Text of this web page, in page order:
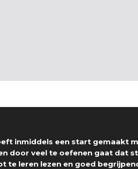
inmiddels een start gemaakt
door veel te oefenen gaat dat
te leren lezen en goed